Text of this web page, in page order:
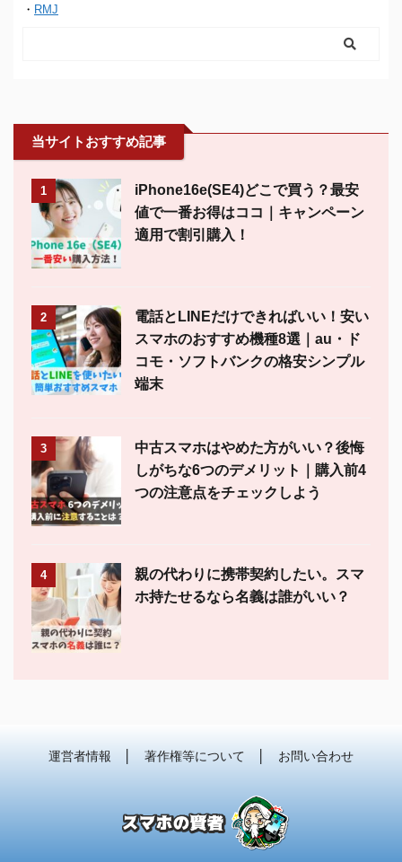
・ RMJ
当サイトおすすめ記事
1
iPhone16e(SE4)どこで買う？最安
値で一番お得はココ｜キャンペーン
適用で割引購入！
2
電話とLINEだけできればいい！安い
スマホのおすすめ機種8選｜au・ド
コモ・ソフトバンクの格安シンプル
端末
3
中古スマホはやめた方がいい？後悔
しがちな6つのデメリット｜購入前4
つの注意点をチェックしよう
4
親の代わりに携帯契約したい。スマ
ホ持たせるなら名義は誰がいい？
運営者情報 著作権等について お問い合わせ